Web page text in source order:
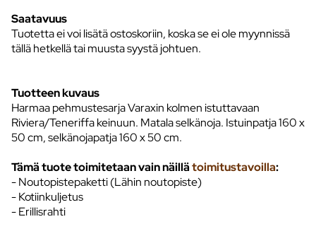
Saatavuus
Tuotetta ei voi lisätä ostoskoriin, koska se ei ole myynnissä
tällä hetkellä tai muusta syystä johtuen.
Tuotteen kuvaus
Harmaa pehmustesarja Varaxin kolmen istuttavaan
Riviera/Teneriffa keinuun. Matala selkänoja. Istuinpatja 160 x
50 cm, selkänojapatja 160 x 50 cm.
Tämä tuote toimitetaan vain näillätoimitustavoilla:
- Noutopistepaketti (Lähin noutopiste)
- Kotiinkuljetus
- Erillisrahti